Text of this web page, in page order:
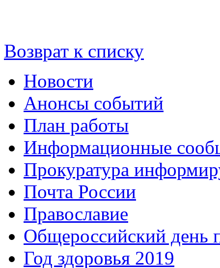
Возврат к списку
Новости
Анонсы событий
План работы
Информационные
Прокуратура
Почта России
Православие
Общероссийский день
Год здоровья 2019